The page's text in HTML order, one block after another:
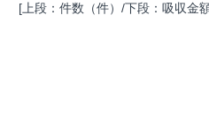
[上段：件数（件）/下段：吸収金